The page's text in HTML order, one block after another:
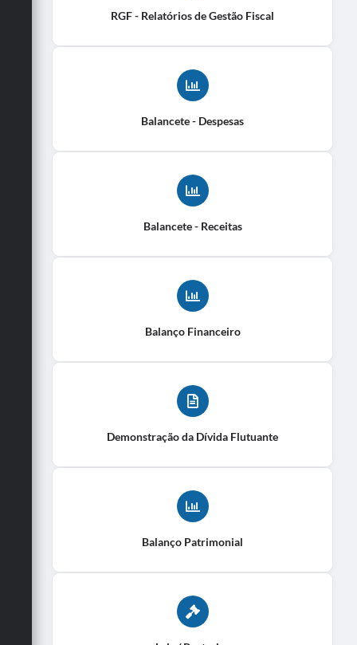
RGF - Relatórios de Gestão Fiscal
Balancete - Despesas
Balancete - Receitas
Balanço Financeiro
Demonstração da Dívida Flutuante
Balanço Patrimonial